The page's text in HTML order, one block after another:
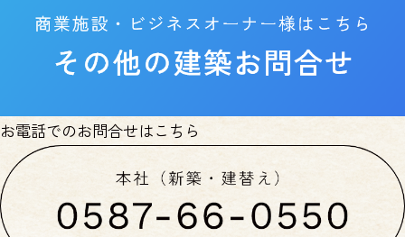
お電話でのお問合せはこちら